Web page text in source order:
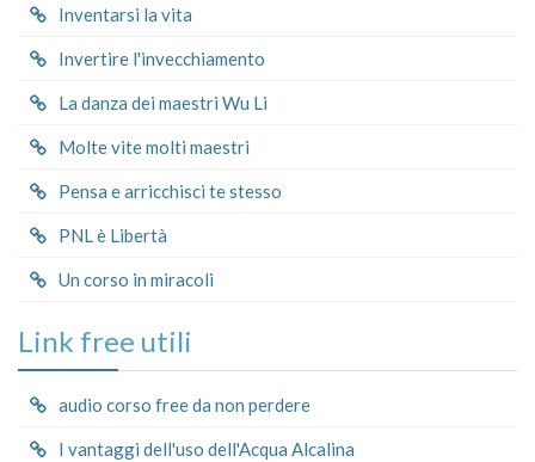
Inventarsi la vita
Invertire l'invecchiamento
La danza dei maestri Wu Li
Molte vite molti maestri
Pensa e arricchisci te stesso
PNL è Libertà
Un corso in miracoli
Link free utili
audio corso free da non perdere
I vantaggi dell'uso dell'Acqua Alcalina